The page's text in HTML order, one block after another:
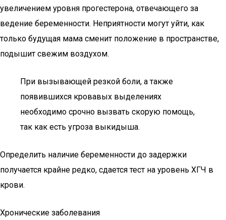
увеличением уровня прогестерона, отвечающего за
ведение беременности. Неприятности могут уйти, как
только будущая мама сменит положение в пространстве,
подышит свежим воздухом.
При вызывающей резкой боли, а также
появившихся кровавых выделениях
необходимо срочно вызвать скорую помощь,
так как есть угроза выкидыша.
Определить наличие беременности до задержки
получается крайне редко, сдается тест на уровень ХГЧ в
крови.
Хронические заболевания